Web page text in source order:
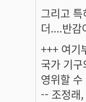
그리고
더....반감
+++ 여기
국가 기
영위할
-- 조정래